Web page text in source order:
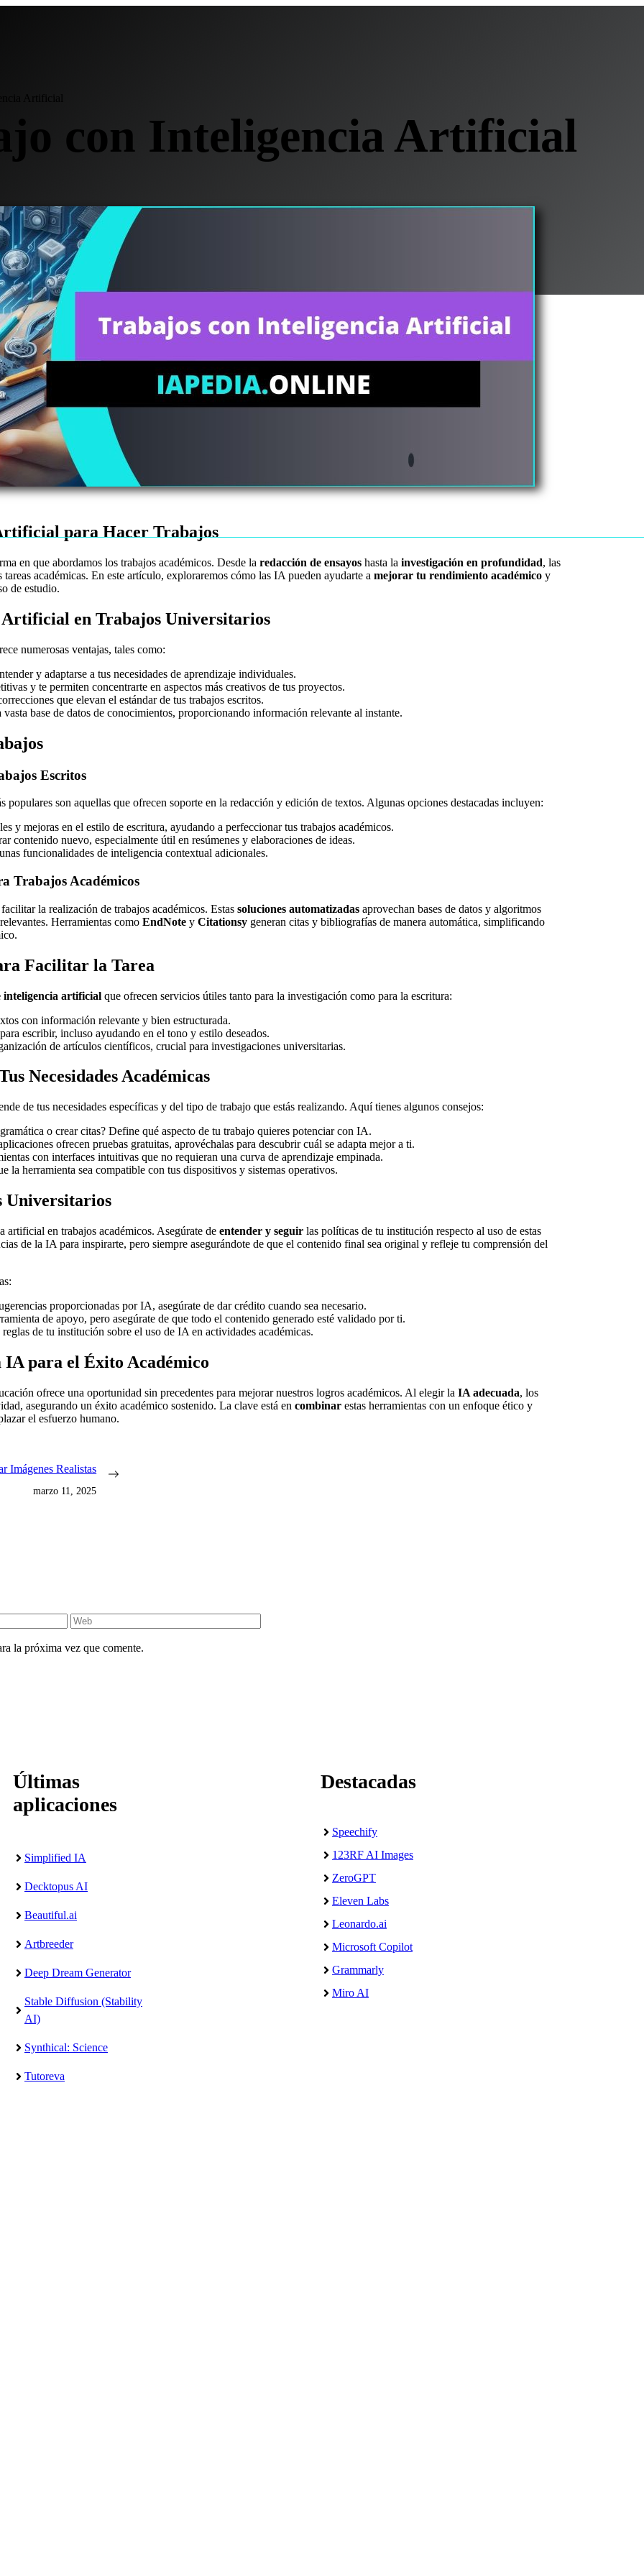
con Inteligencia Artificial
para Hacer Trabajos
en que abordamos los trabajos académicos. Desde la redacción de ensayos hasta la investigación en profundidad, las
académicas. En este artículo, exploraremos cómo las IA pueden ayudarte a mejorar tu rendimiento académico y
de estudio.
en Trabajos Universitarios
numerosas ventajas, tales como:
y adaptarse a tus necesidades de aprendizaje individuales.
y te permiten concentrarte en aspectos más creativos de tus proyectos.
que elevan el estándar de tus trabajos escritos.
vasta base de datos de conocimientos, proporcionando información relevante al instante.
Escritos
populares son aquellas que ofrecen soporte en la redacción y edición de textos. Algunas opciones destacadas incluyen:
y mejoras en el estilo de escritura, ayudando a perfeccionar tus trabajos académicos.
contenido nuevo, especialmente útil en resúmenes y elaboraciones de ideas.
funcionalidades de inteligencia contextual adicionales.
Trabajos Académicos
la realización de trabajos académicos. Estas soluciones automatizadas aprovechan bases de datos y algoritmos
Herramientas como EndNote y Citationsy generan citas y bibliografías de manera automática, simplificando
Facilitar la Tarea
inteligencia artificial que ofrecen servicios útiles tanto para la investigación como para la escritura:
con información relevante y bien estructurada.
escribir, incluso ayudando en el tono y estilo deseados.
de artículos científicos, crucial para investigaciones universitarias.
Necesidades Académicas
de tus necesidades específicas y del tipo de trabajo que estás realizando. Aquí tienes algunos consejos:
o crear citas? Define qué aspecto de tu trabajo quieres potenciar con IA.
ofrecen pruebas gratuitas, aprovéchalas para descubrir cuál se adapta mejor a ti.
con interfaces intuitivas que no requieran una curva de aprendizaje empinada.
la herramienta sea compatible con tus dispositivos y sistemas operativos.
Universitarios
artificial en trabajos académicos. Asegúrate de entender y seguir las políticas de tu institución respecto al uso de estas
de la IA para inspirarte, pero siempre asegurándote de que el contenido final sea original y refleje tu comprensión del
proporcionadas por IA, asegúrate de dar crédito cuando sea necesario.
de apoyo, pero asegúrate de que todo el contenido generado esté validado por ti.
de tu institución sobre el uso de IA en actividades académicas.
IA para el Éxito Académico
ofrece una oportunidad sin precedentes para mejorar nuestros logros académicos. Al elegir la IA adecuada, los
asegurando un éxito académico sostenido. La clave está en combinar estas herramientas con un enfoque ético y
el esfuerzo humano.
Imágenes Realistas
marzo 11, 2025
Web
la próxima vez que comente.
Últimas
aplicaciones
Simplified IA
Decktopus AI
Beautiful.ai
Artbreeder
Deep Dream Generator
Stable Diffusion (Stability
AI)
Synthical: Science
Tutoreva
Destacadas
Speechify
123RF AI Images
ZeroGPT
Eleven Labs
Leonardo.ai
Microsoft Copilot
Grammarly
Miro AI